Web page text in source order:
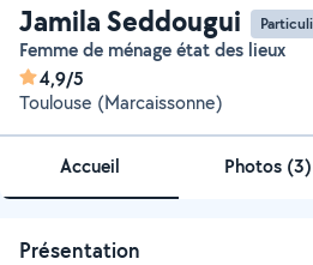
Jamila Seddougui
Femme de ménage état des lieux
4,9/5
Toulouse (Marcaissonne)
Accueil Photos (3)
Présentation